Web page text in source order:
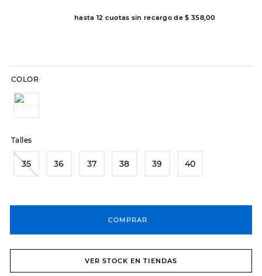
hasta 12 cuotas sin recargo de$ 358,00
COLOR
Talles
35 36 37 38 39 40
COMPRAR
VER STOCK EN TIENDAS
10
botas dama